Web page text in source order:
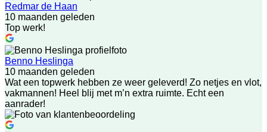
Redmar de Haan
10 maanden geleden
Top werk!
Benno Heslinga
10 maanden geleden
Wat een topwerk hebben ze weer geleverd! Zo netjes en vlot,
vakmannen! Heel blij met m’n extra ruimte. Echt een
aanrader!